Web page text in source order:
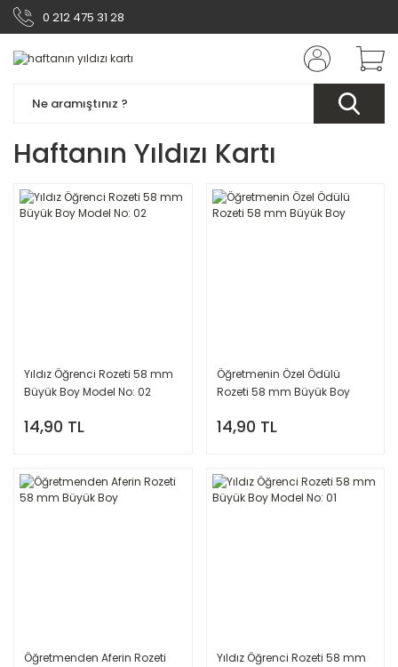
0 212 475 31 28
Haftanın Yıldızı Kartı
Yıldız Öğrenci Rozeti 58 mm
Büyük Boy Model No: 02
14,90 TL
Öğretmenin Özel Ödülü
Rozeti 58 mm Büyük Boy
14,90 TL
Öğretmenden Aferin Rozeti
Yıldız Öğrenci Rozeti 58 mm